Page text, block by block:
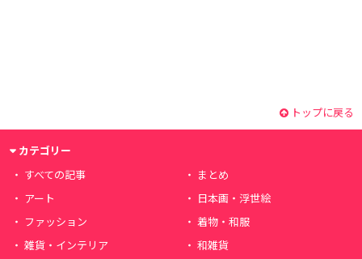
トップに戻る
カテゴリー
すべての記事
まとめ
アート
日本画・浮世絵
ファッション
着物・和服
雑貨・インテリア
和雑貨